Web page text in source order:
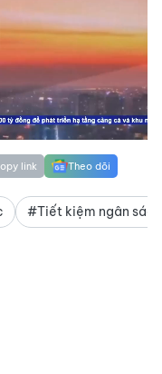
link Theo dõi
#Tiết kiệm ngân